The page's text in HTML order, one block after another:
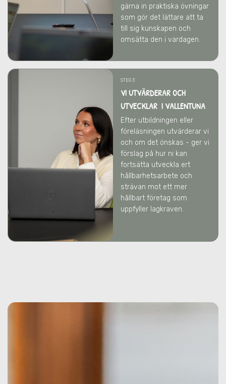
gärna in praktiska övningar
som gör det lättare att ta
till sig kunskapen och
omsätta den i vardagen.
STEG 3
VI UTVÄRDERAR OCH
UTVECKLAR I VALLENTUNA
Efter utbildningen eller
föreläsningen utvärderar vi
och om det önskas - ger vi
förslag på hur ni kan
fortsätta utveckla ert
hållbarhetsarbete och
strävan mot ett mer
hållbart företag som
uppfyller lagkraven.